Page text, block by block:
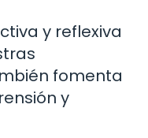
y reflexiva
fomenta
y